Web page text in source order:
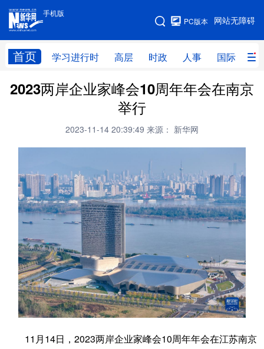
手机版
网站无障碍
PC版本
首页 学习进行时 高层 时政 人事 国际 财
手机版
网站地图
学习进行时 高层 时政 人事
文化 书画 健康 军事
访谈 视频 图片 政务
法律 中央文件
食品 人居 信息化 数字经济
学术中国 乡村振兴 银龄 溯源中国
城市 旅游 能源 会展
彩票 娱乐 时尚 悦读
2023两岸企业家峰会10周年年会在南京
举行
2023-11-14 20:39:49 来源： 新华网
11月14日，2023两岸企业家峰会10周年年会在江苏南京